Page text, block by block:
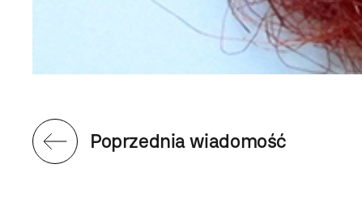
Poprzednia wiadomość